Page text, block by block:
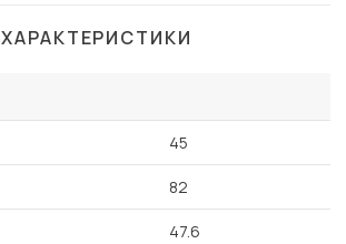
ХАРАКТЕРИСТИКИ
45
82
47.6